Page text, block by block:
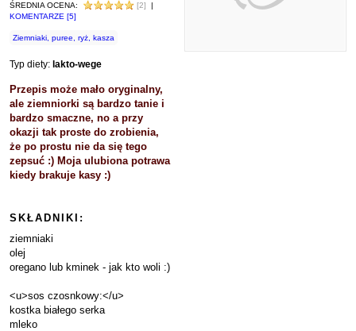
ŚREDNIA OCENA: [2]
|
KOMENTARZE [5]
Ziemniaki, puree, ryż, kasza
Typ diety: lakto-wege
Przepis może mało oryginalny,
ale ziemniorki są bardzo tanie i
bardzo smaczne, no a przy
okazji tak proste do zrobienia,
że po prostu nie da się tego
zepsuć :) Moja ulubiona potrawa
kiedy brakuje kasy :)
SKŁADNIKI:
ziemniaki
olej
oregano lub kminek - jak kto woli :)
<u>sos czosnkowy:</u>
kostka białego serka
mleko